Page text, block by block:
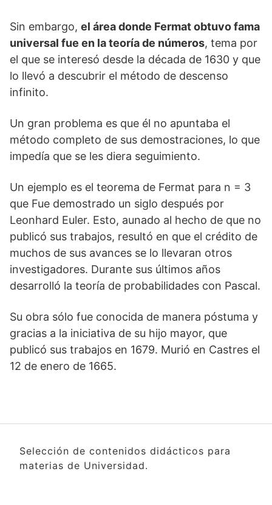
Sin embargo, el área donde Fermat obtuvo fama
universal fue en la teoría de números, tema por
el que se interesó desde la década de 1630 y que
lo llevó a descubrir el método de descenso
infinito.
Un gran problema es que él no apuntaba el
método completo de sus demostraciones, lo que
impedía que se les diera seguimiento.
Un ejemplo es el teorema de Fermat para n = 3
que Fue demostrado un siglo después por
Leonhard Euler. Esto, aunado al hecho de que no
publicó sus trabajos, resultó en que el crédito de
muchos de sus avances se lo llevaran otros
investigadores. Durante sus últimos años
desarrolló la teoría de probabilidades con Pascal.
Su obra sólo fue conocida de manera póstuma y
gracias a la iniciativa de su hijo mayor, que
publicó sus trabajos en 1679. Murió en Castres el
12 de enero de 1665.
Selección de contenidos didácticos para
materias de Universidad.